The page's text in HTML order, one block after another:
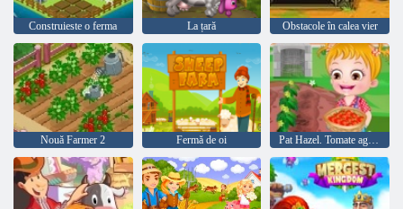
Construieste o ferma La țară Obstacole în calea vier
Nouă Farmer 2 Fermă de oi Pat Hazel. Tomate agricole